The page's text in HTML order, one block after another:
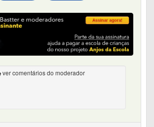
ver comentários do moderador